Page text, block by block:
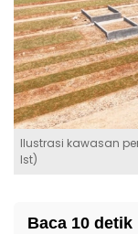
Ilustrasi kawasan
Ist)
Baca 10 detik